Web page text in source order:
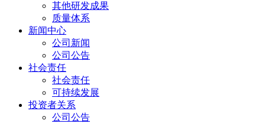
其他研发成果
质量体系
新闻中心
公司新闻
公司公告
社会责任
社会责任
可持续发展
投资者关系
公司公告